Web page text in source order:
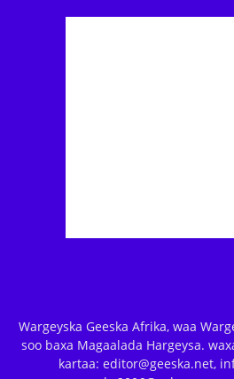
Wargeyska Geeska Afrika, waa
soo baxa Magaalada Hargeysa.
kartaa: editor@geeska.net,